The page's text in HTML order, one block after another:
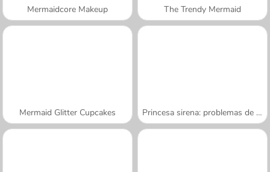
Mermaidcore Makeup The Trendy Mermaid
Mermaid Glitter Cupcakes Princesa sirena: problemas de piel